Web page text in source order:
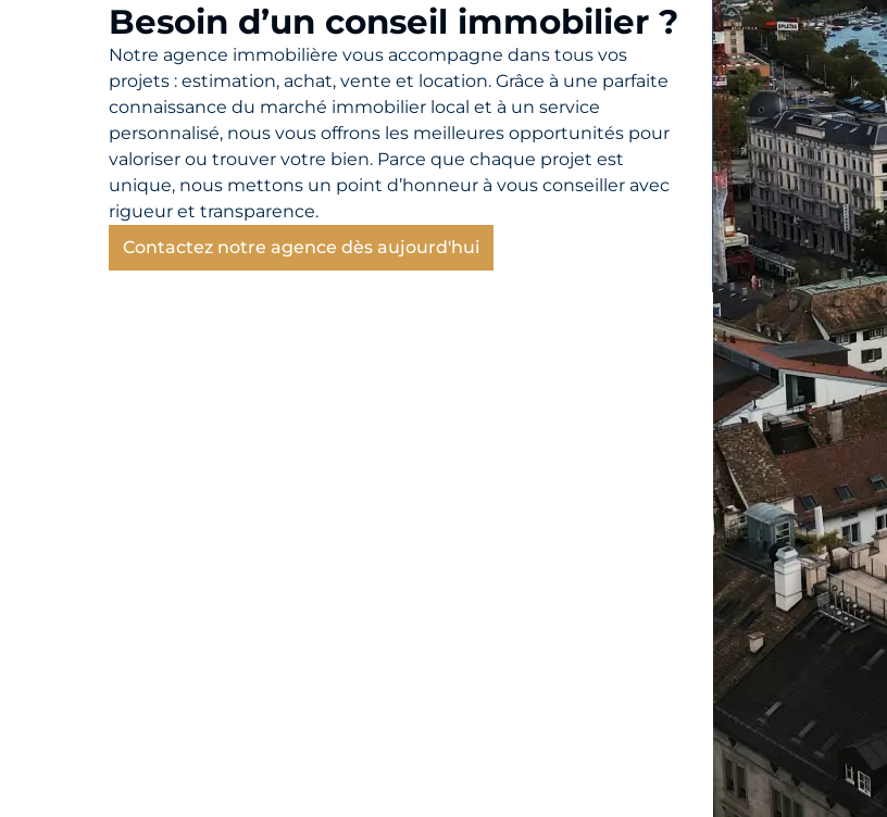
Besoin d’un conseil immobilier ?
Notre agence immobilière vous accompagne dans tous vos
projets : estimation, achat, vente et location. Grâce à une parfaite
connaissance du marché immobilier local et à un service
personnalisé, nous vous offrons les meilleures opportunités pour
valoriser ou trouver votre bien. Parce que chaque projet est
unique, nous mettons un point d’honneur à vous conseiller avec
rigueur et transparence.
Contactez notre agence dès aujourd'hui